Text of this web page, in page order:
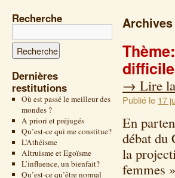
Recherche
Dernières
restitutions
Où est passé le meilleur des
mondes ?
A priori et préjugés
Qu’est-ce qui me constitue?
L’Athéisme
Altruisme et Egoïsme
L’influence, un bienfait?
Qu’est-ce qu’être normal
→ Lire
Publié le 17
En
débat du
la
femmes